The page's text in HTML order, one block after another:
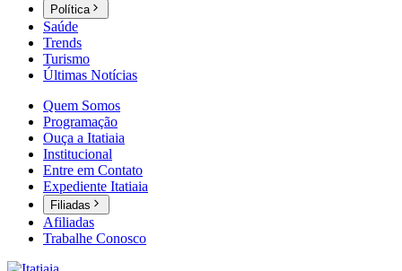
Política
Saúde
Trends
Turismo
Últimas Notícias
Quem Somos
Programação
Ouça a Itatiaia
Institucional
Entre em Contato
Expediente Itatiaia
Filiadas
Afiliadas
Trabalhe Conosco